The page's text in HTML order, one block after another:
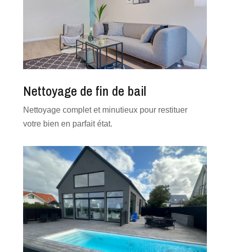
Nettoyage de fin de bail
Nettoyage complet et minutieux pour restituer
votre bien en parfait état.